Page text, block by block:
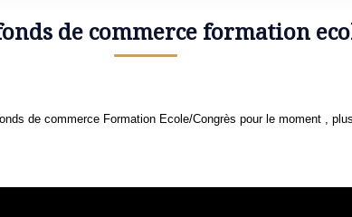
de commerce formation
de commerce Formation Ecole/Congrès pour le moment ,